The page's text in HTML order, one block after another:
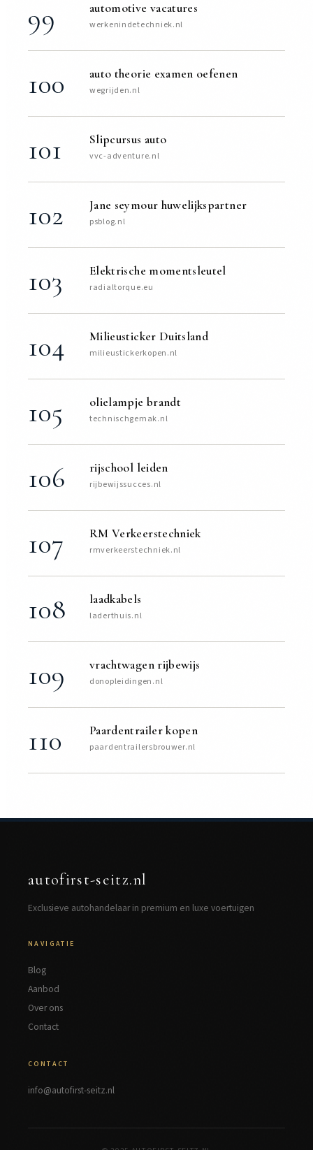
99 automotive vacatures
werkenindetechniek.nl
100 auto theorie examen oefenen
wegrijden.nl
101 Slipcursus auto
vvc-adventure.nl
102 Jane seymour huwelijkspartner
psblog.nl
103 Elektrische momentsleutel
radialtorque.eu
104 Milieusticker Duitsland
milieustickerkopen.nl
105 olielampje brandt
technischgemak.nl
106 rijschool leiden
rijbewijssucces.nl
107 RM Verkeerstechniek
rmverkeerstechniek.nl
108 laadkabels
laderthuis.nl
109 vrachtwagen rijbewijs
donopleidingen.nl
110 Paardentrailer kopen
paardentrailersbrouwer.nl
autofirst-seitz.nl
Exclusieve autohandelaar in premium en luxe voertuigen
NAVIGATIE
Blog
Aanbod
Over ons
Contact
CONTACT
info@autofirst-seitz.nl